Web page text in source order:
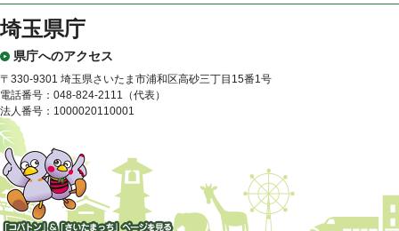
埼玉県庁
県庁へのアクセス
〒330-9301 埼玉県さいたま市浦和区高砂三丁目15番1号
電話番号：048-824-2111（代表）
法人番号：1000020110001